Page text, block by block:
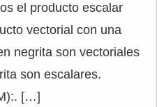
el producto escalar
vectorial con una
negrita son vectoriales
son escalares.
[…]